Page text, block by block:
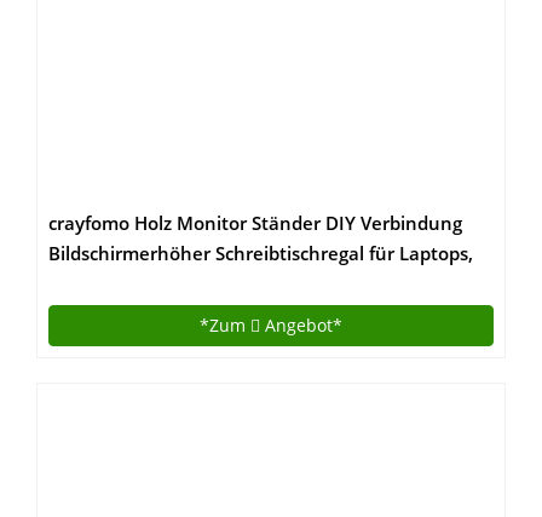
crayfomo Holz Monitor Ständer DIY Verbindung
Bildschirmerhöher Schreibtischregal für Laptops,
Geräte,Schreibtisch Organizer mit Zusätzlicher
Stauraum
*Zum Angebot*